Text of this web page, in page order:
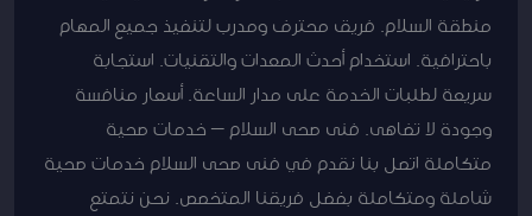
منطقة السلام. فريق محترف ومدرب لتنفيذ جميع المهام
باحترافية. استخدام أحدث المعدات والتقنيات. استجابة
سريعة لطلبات الخدمة على مدار الساعة. أسعار منافسة
وجودة لا تضاهى. فنى صحى السلام – خدمات صحية
متكاملة اتصل بنا نقدم في فنى صحى السلام خدمات صحية
شاملة ومتكاملة بفضل فريقنا المتخصص. نحن نتمتع